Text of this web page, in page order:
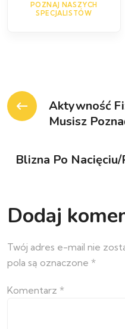
POZNAJ NASZYCH
SPECJALISTÓW
Aktywność
Musisz
Blizna Po
Dodaj
Twój adres e-mail nie
pola są oznaczone *
Komentarz *